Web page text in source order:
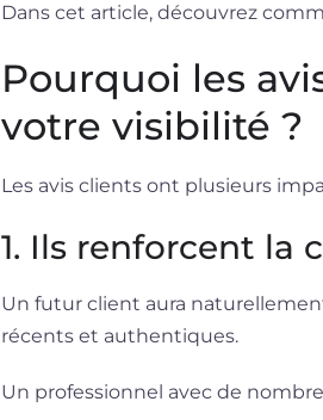
Dans cet article, découvrez
Pourquoi les
votre visibilité ?
Les avis clients ont plusieurs
1. Ils renforcent la
Un futur client aura
récents et authentiques.
Un professionnel avec de